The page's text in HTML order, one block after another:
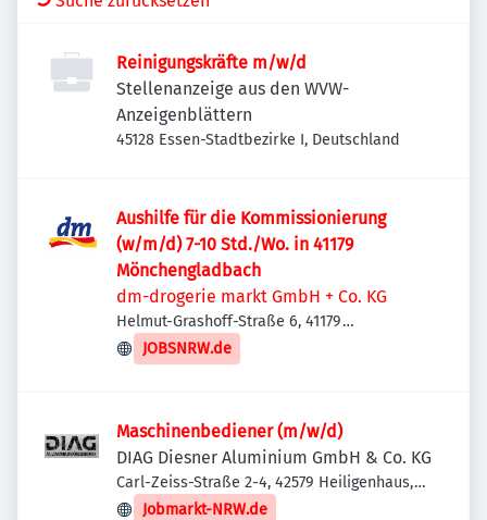
Reinigungskräfte m/w/d
Stellenanzeige aus den WVW-
Anzeigenblättern
45128 Essen-Stadtbezirke I, Deutschland
Aushilfe für die Kommissionierung
(w/m/d) 7-10 Std./Wo. in 41179
Mönchengladbach
dm-drogerie markt GmbH + Co. KG
Helmut-Grashoff-Straße 6, 41179
Mönchengladbach, Deutschland
JOBSNRW.de
Maschinenbediener (m/w/d)
DIAG Diesner Aluminium GmbH & Co. KG
Carl-Zeiss-Straße 2-4, 42579 Heiligenhaus,
Deutschland
Jobmarkt-NRW.de